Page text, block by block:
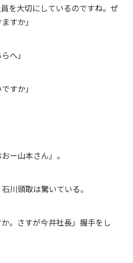
員を大切にしているのですね。ぜ
すか」
へ」
すか」
ー山本さん」。
川頭取は驚いている。
か。さすが今井社長」握手をし